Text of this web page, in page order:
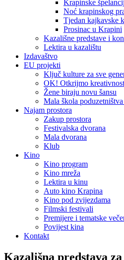
Krapinske
Noć krapinskog
Tjedan kajkavske
Prosinac u Krapini
Kazališne predstave i
Lektira u kazalištu
Izdavaštvo
EU projekti
Ključ kulture za sve
OK! Otkrijmo kreativnost
Žene biraju novu šansu
Mala škola
Najam prostora
Zakup prostora
Festivalska dvorana
Mala dvorana
Klub
Kino
Kino program
Kino mreža
Lektira u kinu
Auto kino Krapina
Kino pod zvijezdama
Filmski festivali
Premijere i tematske
Povijest kina
Kontakt
Kazališna predstava